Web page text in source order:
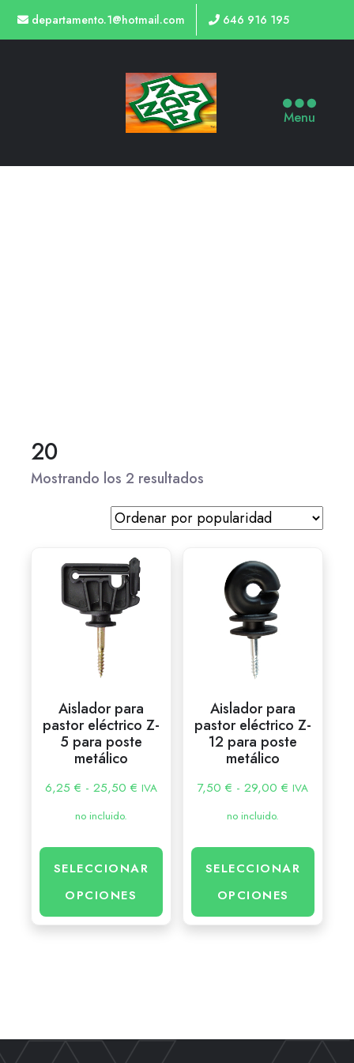
departamento.1@hotmail.com 646 916 195
Menu
20
Mostrando los 2 resultados
Aislador para
pastor eléctrico Z-
5 para poste
metálico
6,25 € - 25,50 € IVA
no incluido.
SELECCIONAR
OPCIONES
Aislador para
pastor eléctrico Z-
12 para poste
metálico
7,50€ - 29,00€ IVA
no incluido.
SELECCIONAR
OPCIONES